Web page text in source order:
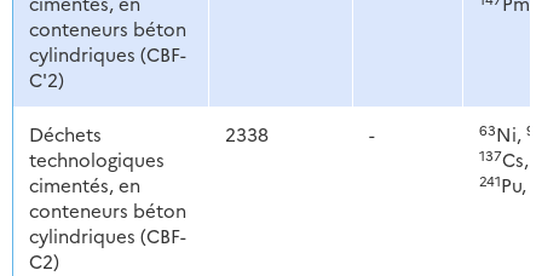
conteneurs béton
cylindriques (CBF-
C'2)
Déchets
technologiques
cimentés, en
conteneurs béton
cylindriques (CBF-
C2)
2338 - 63Ni, 90
137Cs,
241Pu,